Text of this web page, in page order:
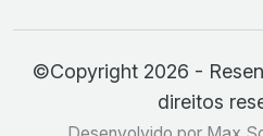
©Copyright 2026 -
direitos